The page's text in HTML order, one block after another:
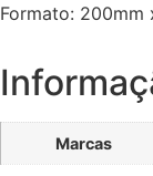
Formato: 200mm
Marcas